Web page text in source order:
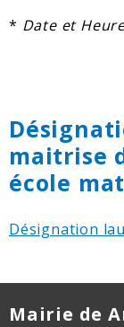
* Date et
maitrise
école
Désignation
Mairie de